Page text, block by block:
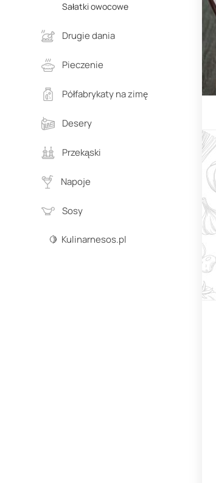
Sałatki owocowe
Drugie dania
Pieczenie
Półfabrykaty na zimę
Desery
Przekąski
Napoje
Sosy
🍋 Kulinarnesos.pl